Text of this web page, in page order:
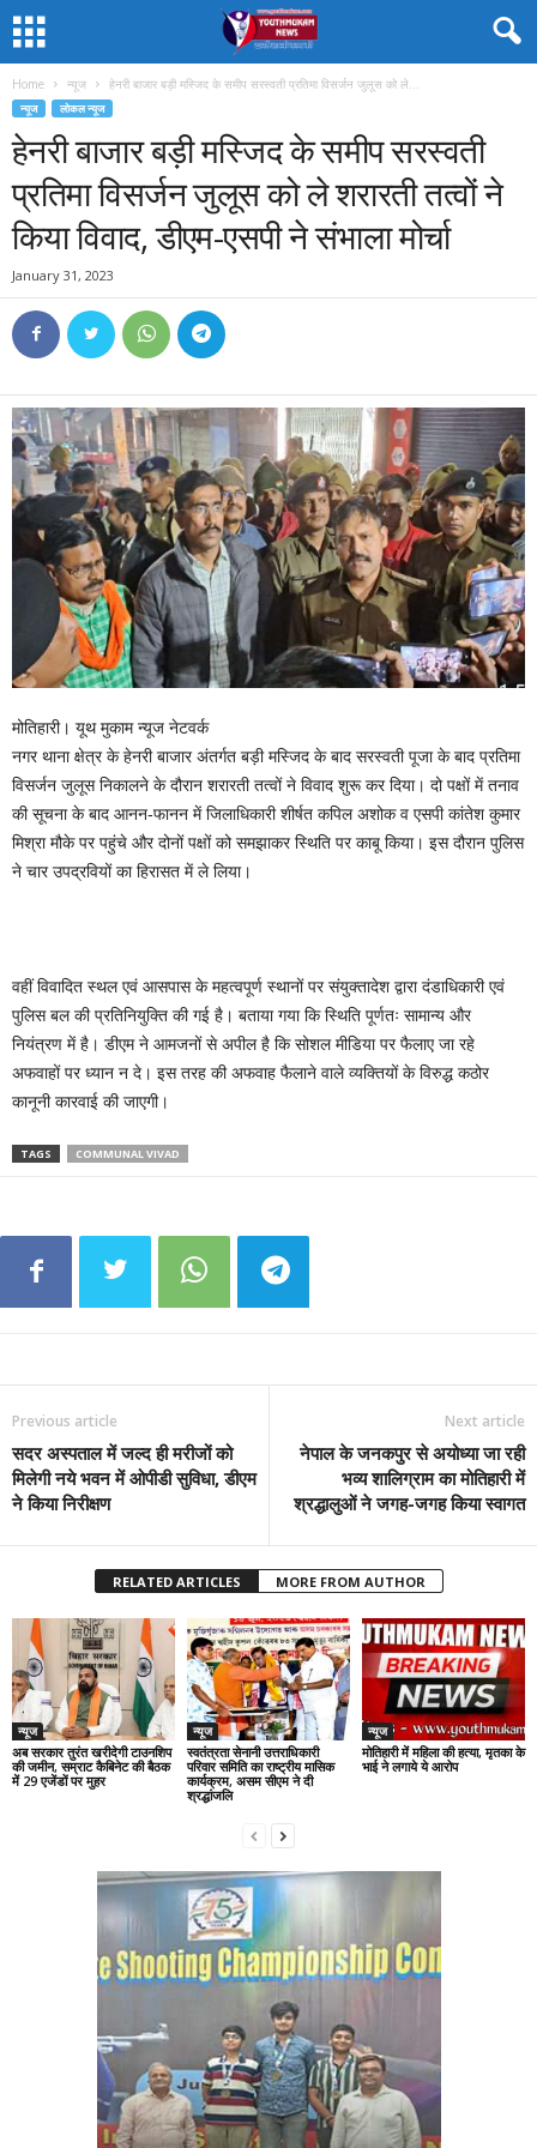
Home न्यूज हेनरी बाजार बड़ी मस्जिद के समीप सरस्वती प्रतिमा विसर्जन जुलूस को ले...
न्यूज लोकल न्यूज
हेनरी बाजार बड़ी मस्जिद के समीप सरस्वती
प्रतिमा विसर्जन जुलूस को ले शरारती तत्वों ने
किया विवाद, डीएम-एसपी ने संभाला मोर्चा
January 31, 2023
मोतिहारी। यूथ मुकाम न्यूज नेटवर्क
नगर थाना क्षेत्र के हेनरी बाजार अंतर्गत बड़ी मस्जिद के बाद सरस्वती पूजा के बाद प्रतिमा
विसर्जन जुलूस निकालने के दौरान शरारती तत्वों ने विवाद शुरू कर दिया। दो पक्षों में तनाव
की सूचना के बाद आनन-फानन में जिलाधिकारी शीर्षत कपिल अशोक व एसपी कांतेश कुमार
मिश्रा मौके पर पहुंचे और दोनों पक्षों को समझाकर स्थिति पर काबू किया। इस दौरान पुलिस
ने चार उपद्रवियों का हिरासत में ले लिया।
वहीं विवादित स्थल एवं आसपास के महत्वपूर्ण स्थानों पर संयुक्तादेश द्वारा दंडाधिकारी एवं
पुलिस बल की प्रतिनियुक्ति की गई है। बताया गया कि स्थिति पूर्णतः सामान्य और
नियंत्रण में है। डीएम ने आमजनों से अपील है कि सोशल मीडिया पर फैलाए जा रहे
अफवाहों पर ध्यान न दे। इस तरह की अफवाह फैलाने वाले व्यक्तियों के विरुद्ध कठोर
कानूनी कारवाई की जाएगी।
TAGS COMMUNAL VIVAD
Previous article
सदर अस्पताल में जल्द ही मरीजों को
मिलेगी नये भवन में ओपीडी सुविधा, डीएम
ने किया निरीक्षण
Next article
नेपाल के जनकपुर से अयोध्या जा रही
भव्य शालिग्राम का मोतिहारी में
श्रद्धालुओं ने जगह-जगह किया स्वागत
RELATED ARTICLES MORE FROM AUTHOR
न्यूज
अब सरकार तुरंत खरीदेगी टाउनशिप
की जमीन, सम्राट कैबिनेट की बैठक
में 29 एजेंडों पर मुहर
न्यूज
स्वतंत्रता सेनानी उत्तराधिकारी
परिवार समिति का राष्ट्रीय मासिक
कार्यक्रम, असम सीएम ने दी
श्रद्धांजलि
न्यूज
मोतिहारी में महिला की हत्या, मृतका के
भाई ने लगाये ये आरोप